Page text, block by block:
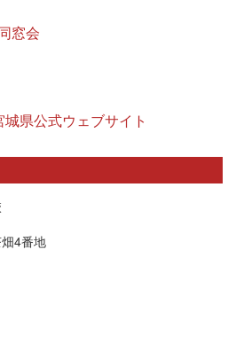
窓会
県公式ウェブサイト
4番地